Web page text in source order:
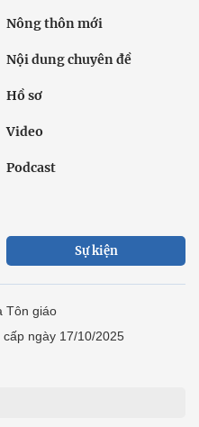
Nông thôn mới
Nội dung chuyên đề
Hồ sơ
Video
Podcast
Sự kiện
Tôn giáo
ngày 17/10/2025